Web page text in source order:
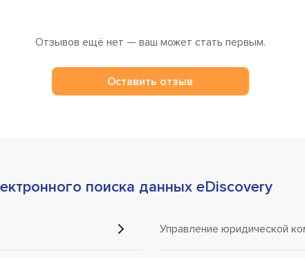
Отзывов ещё нет — ваш может стать первым.
Оставить отзыв
поиска данных eDiscovery
Управление юридической